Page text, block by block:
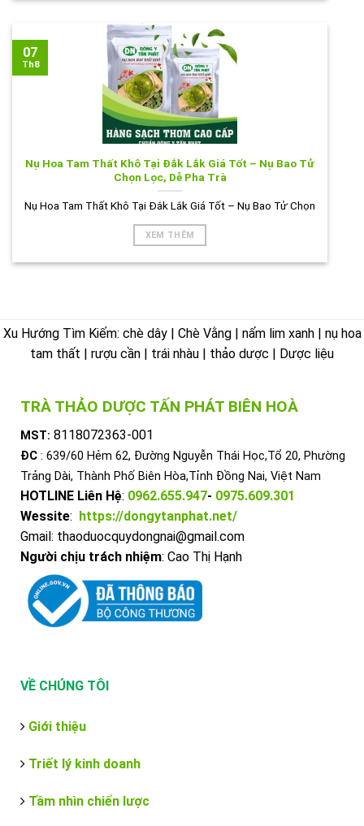
Nụ Hoa Tam Thất Khô Tại Đắk Lắk Giá Tốt – Nụ Bao Tử
Chọn Lọc, Dễ Pha Trà
Nụ Hoa Tam Thất Khô Tại Đắk Lắk Giá Tốt – Nụ Bao Tử Chọn
XEM THÊM
07
Th8
Xu Hướng Tìm Kiếm: chè dây | Chè Vằng | nấm lim xanh | nụ hoa
tam thất | rượu cần | trái nhàu | thảo dược | Dược liệu
TRÀ THẢO DƯỢC TẤN PHÁT BIÊN HOÀ
MST: 8118072363-001
ĐC : 639/60 Hẻm 62, Đường Nguyễn Thái Học,Tổ 20, Phường
Trảng Dài, Thành Phố Biên Hòa,Tỉnh Đồng Nai, Việt Nam
HOTLINE Liên Hệ: 0962.655.947- 0975.609.301
Wessite: https://dongytanphat.net/
Gmail: thaoduocquydongnai@gmail.com
Người chịu trách nhiệm: Cao Thị Hạnh
VỀ CHÚNG TÔI
Giới thiệu
Triết lý kinh doanh
Tầm nhìn chiến lược